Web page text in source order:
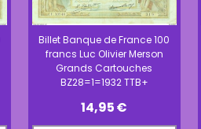
Billet Banque de France 100
francs Luc Olivier Merson
Grands Cartouches
BZ28=1=1932 TTB+
14,95€